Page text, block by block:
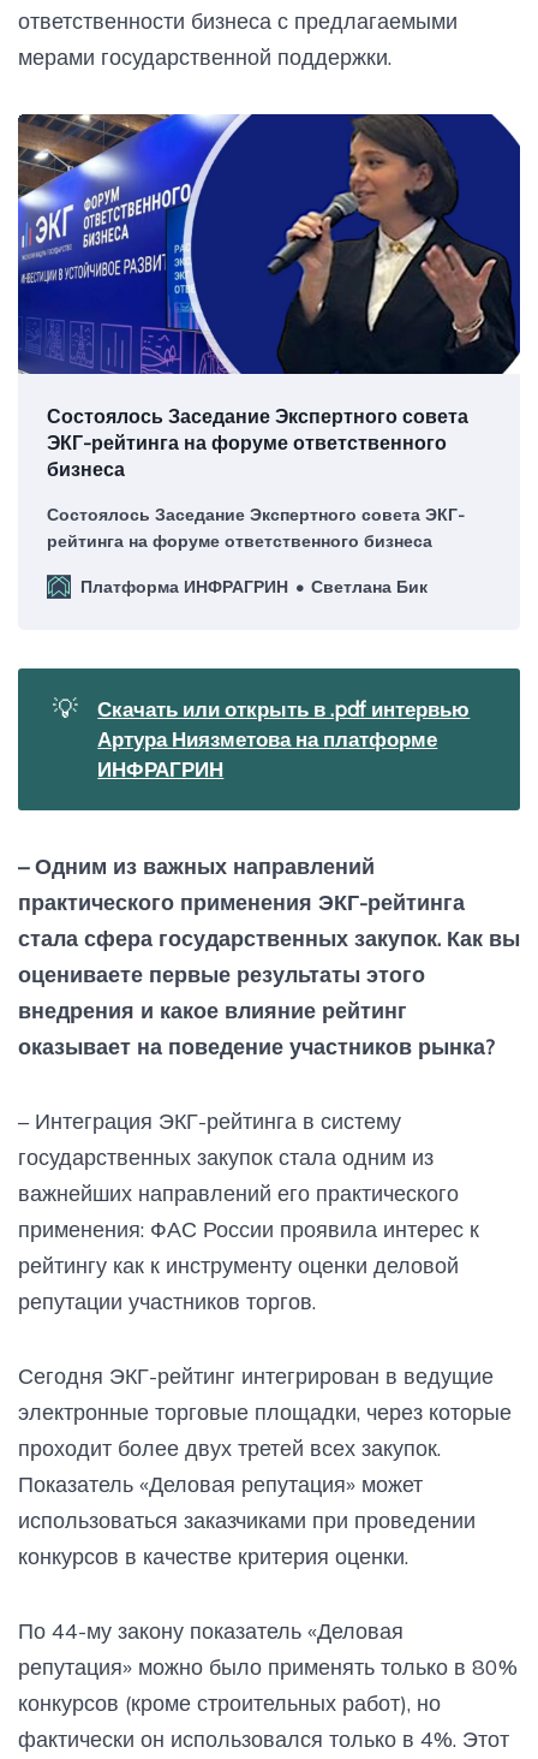
ответственности бизнеса с предлагаемыми
мерами государственной поддержки.
Состоялось Заседание Экспертного совета
ЭКГ-рейтинга на форуме ответственного
бизнеса
Состоялось Заседание Экспертного совета ЭКГ-
рейтинга на форуме ответственного бизнеса
Платформа ИНФРАГРИН Светлана Бик
💡
Скачать или открыть в .pdf интервью
Артура Ниязметова на платформе
ИНФРАГРИН
– Одним из важных направлений
практического применения ЭКГ-рейтинга
стала сфера государственных закупок. Как вы
оцениваете первые результаты этого
внедрения и какое влияние рейтинг
оказывает на поведение участников рынка?
– Интеграция ЭКГ-рейтинга в систему
государственных закупок стала одним из
важнейших направлений его практического
применения: ФАС России проявила интерес к
рейтингу как к инструменту оценки деловой
репутации участников торгов.
Сегодня ЭКГ-рейтинг интегрирован в ведущие
электронные торговые площадки, через которые
проходит более двух третей всех закупок.
Показатель «Деловая репутация» может
использоваться заказчиками при проведении
конкурсов в качестве критерия оценки.
По 44-му закону показатель «Деловая
репутация» можно было применять только в 80%
конкурсов (кроме строительных работ), но
фактически он использовался только в 4%. Этот